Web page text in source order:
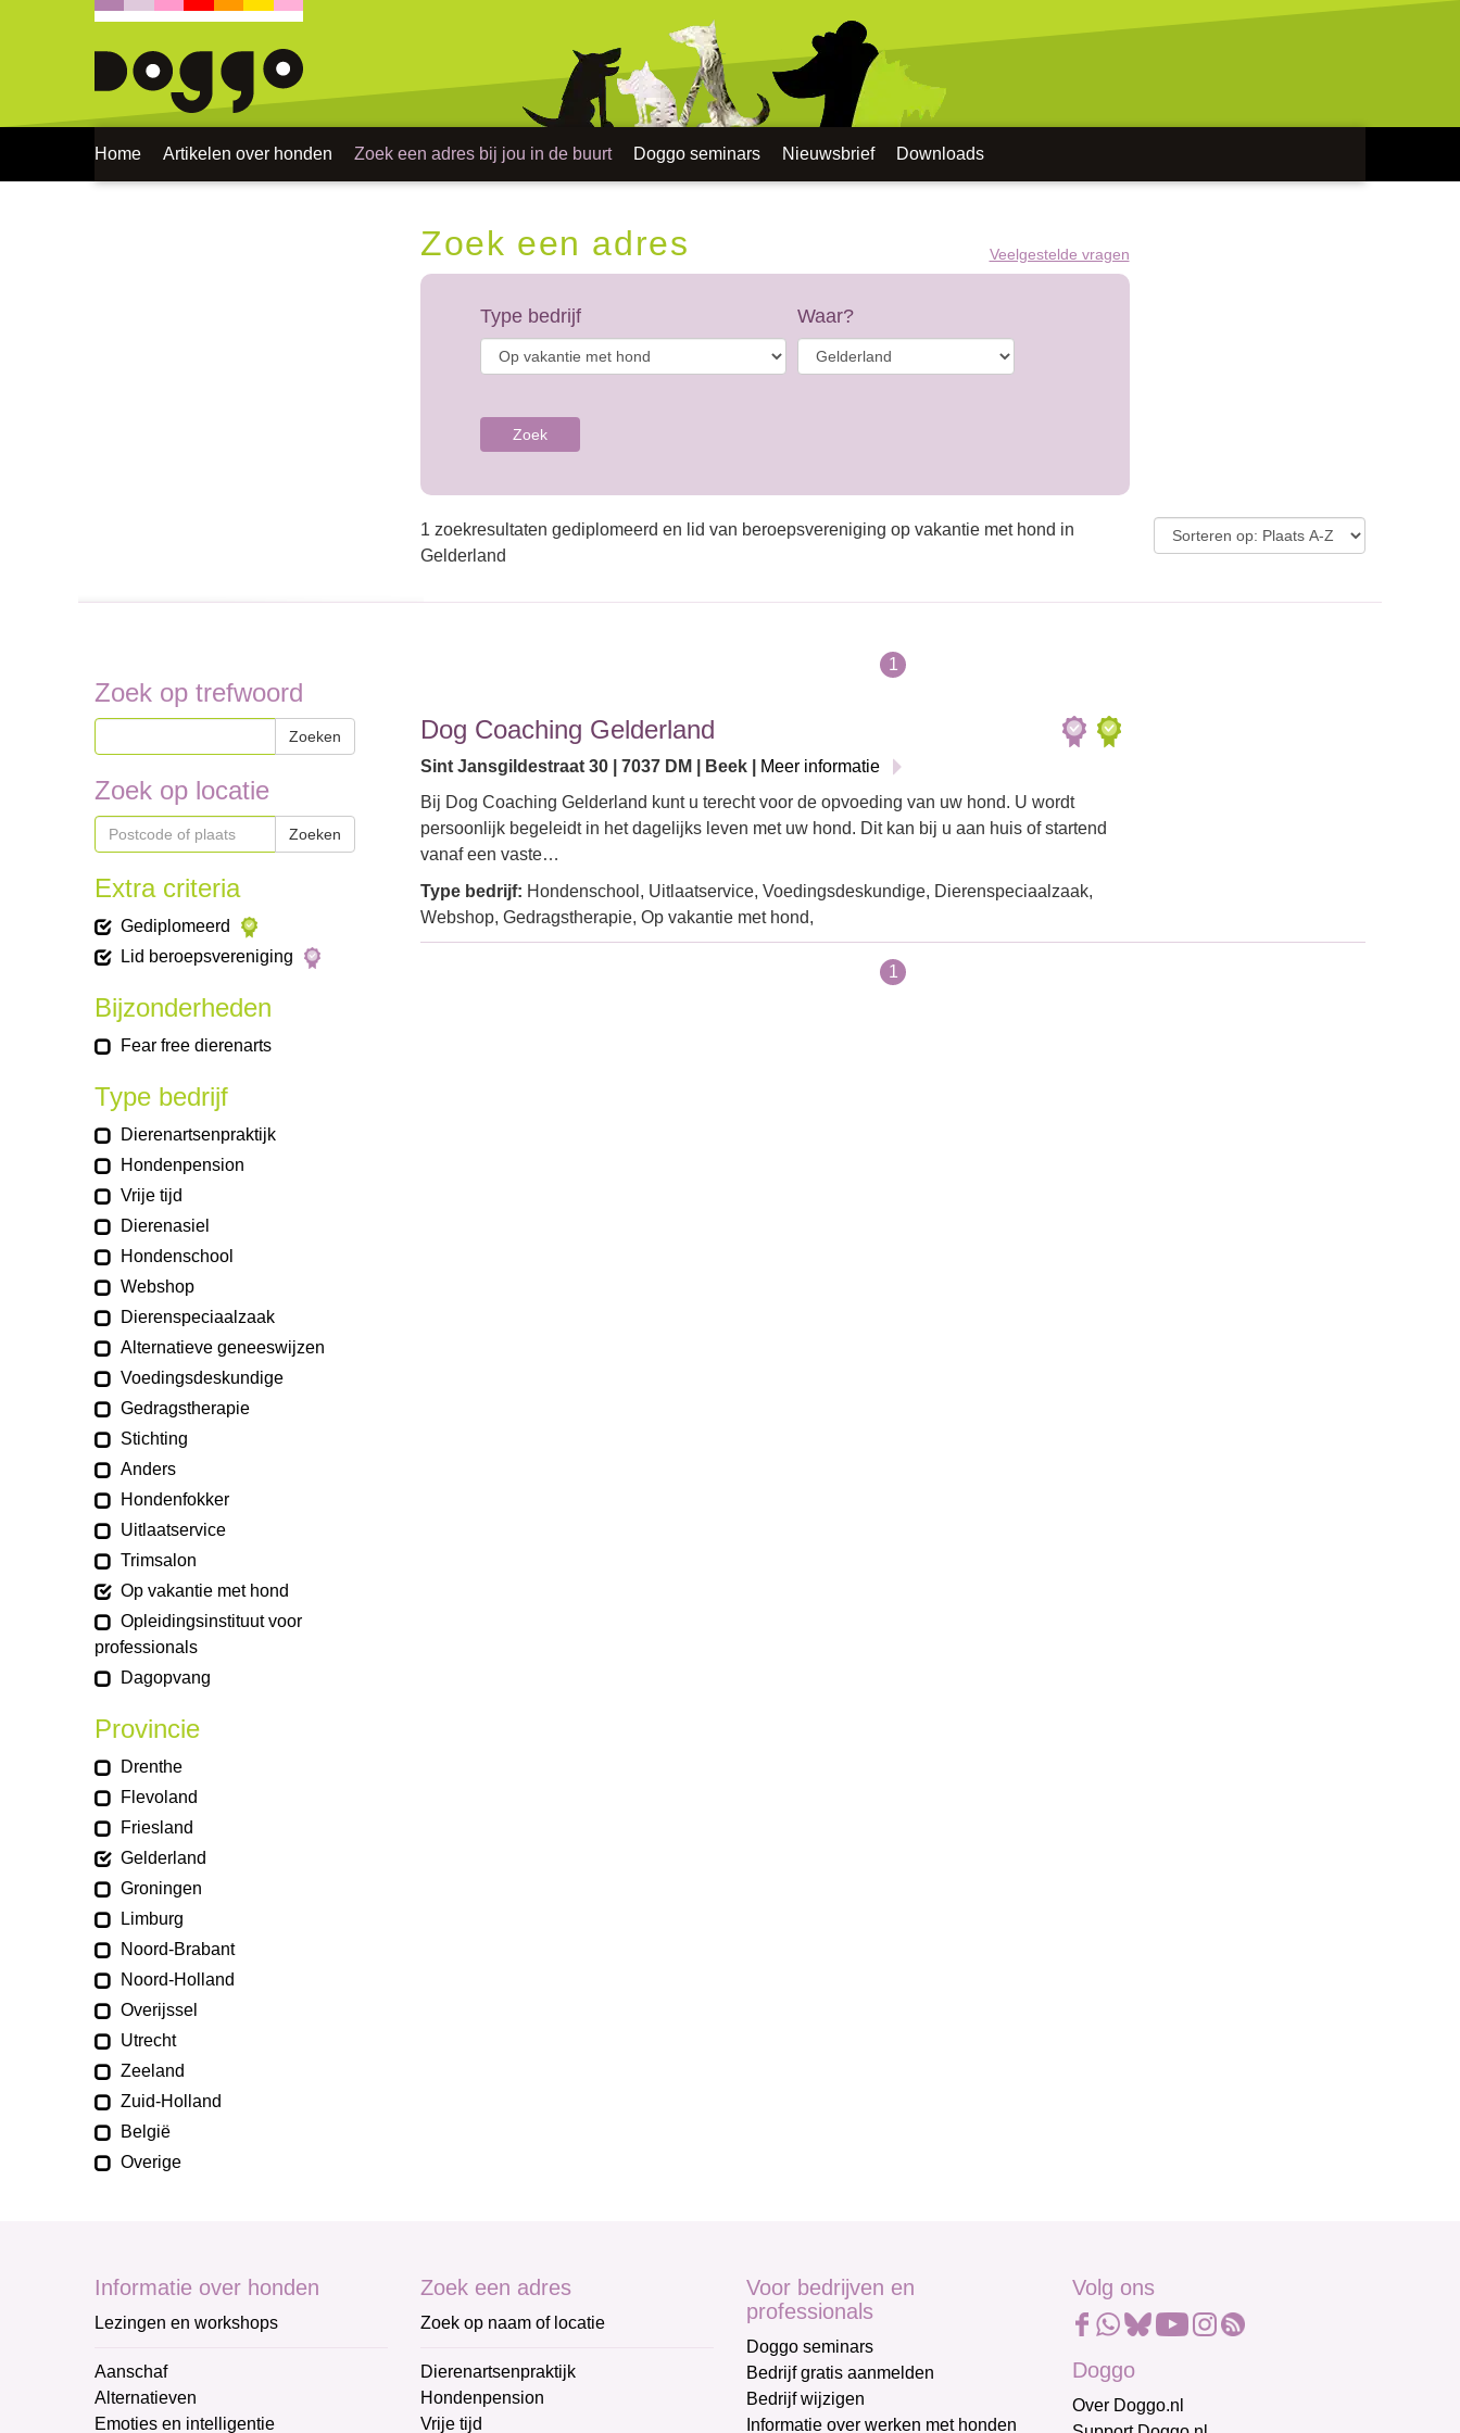
Home Artikelen over honden Zoek een adres bij jou in de buurt Doggo seminars Nieuwsbrief Downloads
Zoek een adres Veelgestelde vragen
Type bedrijf Waar?
Zoek
1 zoekresultaten gediplomeerd en lid van beroepsvereniging op vakantie met hond in
Gelderland
Zoek op trefwoord
Zoeken
Zoek op locatie
Zoeken
Extra criteria
Gediplomeerd
Lid beroepsvereniging
Bijzonderheden
Fear free dierenarts
Type bedrijf
Dierenartsenpraktijk
Hondenpension
Vrije tijd
Dierenasiel
Hondenschool
Webshop
Dierenspeciaalzaak
Alternatieve geneeswijzen
Voedingsdeskundige
Gedragstherapie
Stichting
Anders
Hondenfokker
Uitlaatservice
Trimsalon
Op vakantie met hond
Opleidingsinstituut voor
professionals
Dagopvang
Provincie
Drenthe
Flevoland
Friesland
Gelderland
Groningen
Limburg
Noord-Brabant
Noord-Holland
Overijssel
Utrecht
Zeeland
Zuid-Holland
België
Overige
1
Dog Coaching Gelderland
Sint Jansgildestraat 30 | 7037 DM | Beek |
Meer informatie
Bij Dog Coaching Gelderland kunt u terecht voor de opvoeding van uw hond. U wordt
persoonlijk begeleidt in het dagelijks leven met uw hond. Dit kan bij u aan huis of startend
vanaf een vaste…
Type bedrijf: Hondenschool, Uitlaatservice, Voedingsdeskundige, Dierenspeciaalzaak,
Webshop, Gedragstherapie, Op vakantie met hond,
1
Informatie over honden
Lezingen en workshops
Aanschaf
Alternatieven
Emoties en intelligentie
Zoek een adres
Zoek op naam of locatie
Dierenartsenpraktijk
Hondenpension
Vrije tijd
Voor bedrijven en
professionals
Doggo seminars
Bedrijf gratis aanmelden
Bedrijf wijzigen
Informatie over werken met honden
Volg ons
Doggo
Over Doggo.nl